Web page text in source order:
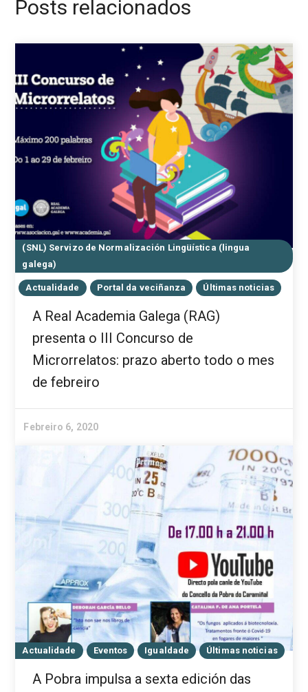
Posts relacionados
(SNL) Servizo de Normalización Lingüística (lingua
galega)
Actualidade Portal da veciñanza Últimas noticias
A Real Academia Galega (RAG)
presenta o III Concurso de
Microrrelatos: prazo aberto todo o mes
de febreiro
Febreiro 6, 2020
Actualidade Eventos Igualdade Últimas noticias
A Pobra impulsa a sexta edición das